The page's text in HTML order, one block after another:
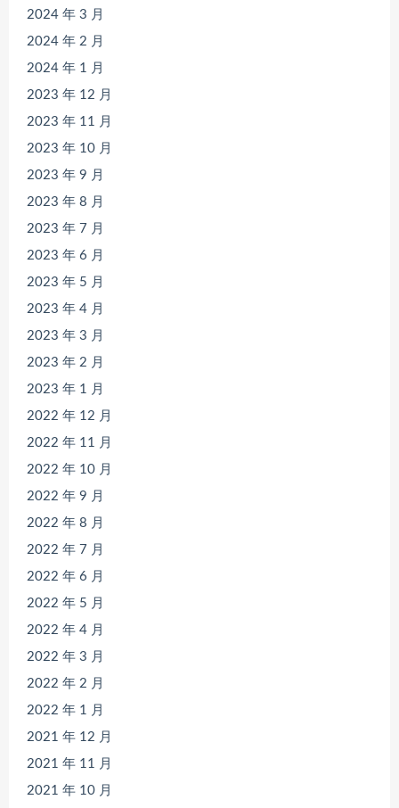
2024 年 3 月
2024 年 2 月
2024 年 1 月
2023 年 12 月
2023 年 11 月
2023 年 10 月
2023 年 9 月
2023 年 8 月
2023 年 7 月
2023 年 6 月
2023 年 5 月
2023 年 4 月
2023 年 3 月
2023 年 2 月
2023 年 1 月
2022 年 12 月
2022 年 11 月
2022 年 10 月
2022 年 9 月
2022 年 8 月
2022 年 7 月
2022 年 6 月
2022 年 5 月
2022 年 4 月
2022 年 3 月
2022 年 2 月
2022 年 1 月
2021 年 12 月
2021 年 11 月
2021 年 10 月